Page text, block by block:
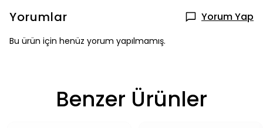
Yorumlar Yorum Yap
Bu ürün için henüz yorum yapılmamış.
Benzer Ürünler